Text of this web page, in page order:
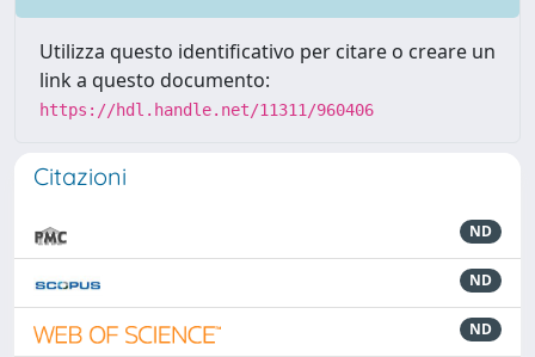
Utilizza questo identificativo per citare o creare un
link a questo documento:
https://hdl.handle.net/11311/960406
Citazioni
ND
ND
ND